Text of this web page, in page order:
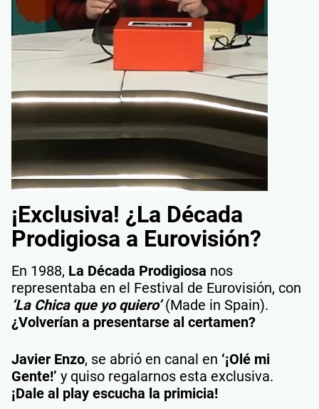
¡Exclusiva! ¿La Década
Prodigiosa a Eurovisión?
En 1988, La Década Prodigiosa nos
representaba en el Festival de Eurovisión, con
‘La Chica que yo quiero’(Made in Spain).
¿Volverían a presentarse al certamen?
Javier Enzo, se abrió en canal en ‘¡Olé mi
Gente!’ y quiso regalarnos esta exclusiva.
¡Dale al play escucha la primicia!